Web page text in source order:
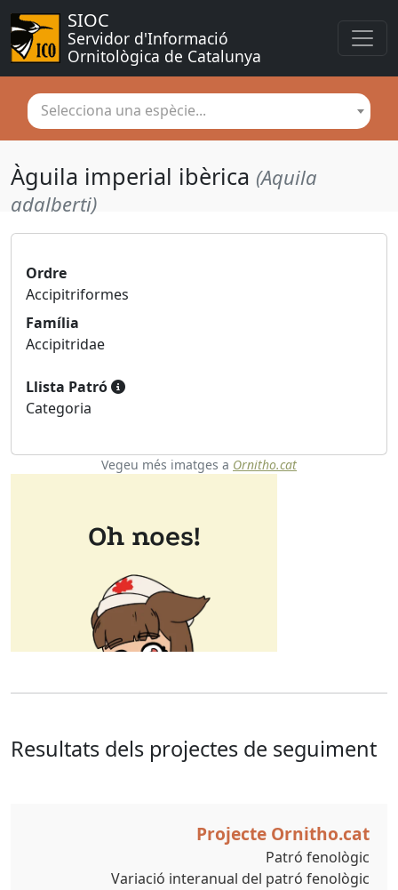
SIOC
Servidor d'Informació
Ornitològica de Catalunya
Selecciona una espècie...
Àguila imperial ibèrica (Aquila
adalberti)
Ordre
Accipitriformes
Família
Accipitridae
Llista Patró
Categoria
Vegeu més imatges a Ornitho.cat
Resultats dels projectes de seguiment
Projecte Ornitho.cat
Patró fenològic
Variació interanual del patró fenològic